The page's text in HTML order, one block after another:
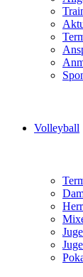
Volleyball